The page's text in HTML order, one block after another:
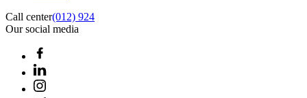
Call center(012) 924
Our social media